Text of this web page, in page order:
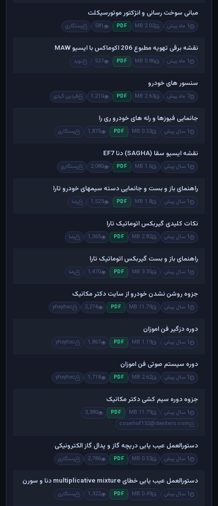
مبانی سوخت رسانی و انژکتور موتورسیکلت
1 ماه پیش 2.02 MB
PDF
581 رستگاری
نقشه برقی تهویه مطبوع 206 اکوماکس با ایسیو MAW
1 ماه پیش 0.86 MB
PDF
527 نوید
سنسور های خودرو
7 ماه پیش 2.63 MB
PDF
1,210 فردین گردی
جانمایی فیوزها و رله های خودرو ری را
1 سال پیش 0.53 MB
PDF
1,875 رستگاری
نقشه ایسیو سقا (SAGHA) دنا EF7
1 سال پیش 1.6 MB
PDF
2,080 رستگاری
راهنمای باز و بست و جانمایی دسته سیمهای خودرو تارا
1 سال پیش 1.8 MB
PDF
1,523 رضا
نکات کلیدی گیربکس اتوماتیک تارا
1 سال پیش 2.82 MB
PDF
1,365 رضا
راهنمای باز و بست گیربکس اتوماتیک تارا
1 سال پیش 3.35 MB
PDF
1,470 رضا
جزوه روشن نشدن خودرو از سایت دکتر مکانیک
1 سال پیش 11.79 MB
PDF
2,274
yhxyhxc
دوره دزگیر فن اموزان
1 سال پیش 1.19 MB
PDF
1,867
yhxyhxc
دوره سیستم صوتی فن اموزان
1 سال پیش 2.62 MB
PDF
1,718
yhxyhxc
جزوه دوره سیم کشی دکتر مکانیک
1 سال پیش 11.79 MB
PDF
3,380
cosehof132@dwriters.com
دستورالعمل عیب یابی دریچه گاز و پدال گاز الکترونیکی
1 سال پیش 0.53 MB
PDF
2,786 رستگاری
دستورالعمل عیب یابی خطای multiplicative mixture دنا و سورن
1 سال پیش 0.49 MB
PDF
1,322 رستگاری